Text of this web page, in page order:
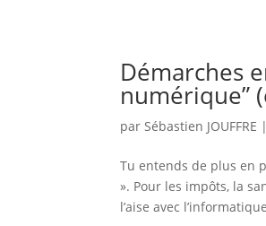
Démarches
numérique”
parSébastien JOUFFRE
Tu entends de plus en
». Pour les impôts, la
l’aise avec